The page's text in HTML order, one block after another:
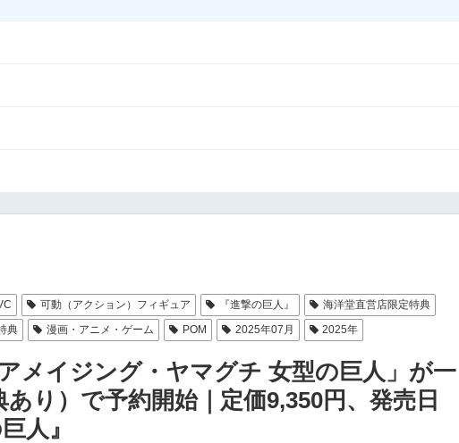
可動（アクション）フィギュア 『進撃の巨人』
海洋堂直営店限定特典
典 漫画・アニメ・ゲーム POM 2025年07月 2025年
メイジング・ヤマグチ 女型の巨人」が一
り）で予約開始｜定価9,350円、発売日
人』